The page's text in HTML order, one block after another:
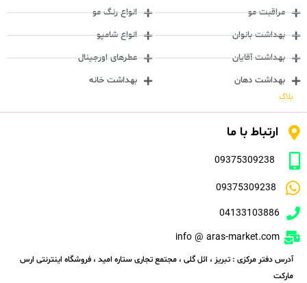
مراقبت مو
بهداشت بانوان
بهداشت آقایان
بهداشت دهان
انواع رنگ مو
انواع شامپو
عطرهای اورجینال
بهداشت خانه
بلاگ
ارتباط با ما
09375309238
09375309238
04133103886
info @ aras-market.com
آدرس دفتر مرکزی : تبریز ، ائل گلی ، مجتمع تجاری ستاره امید ، فروشگاه اینترنتی ارس
مارکت